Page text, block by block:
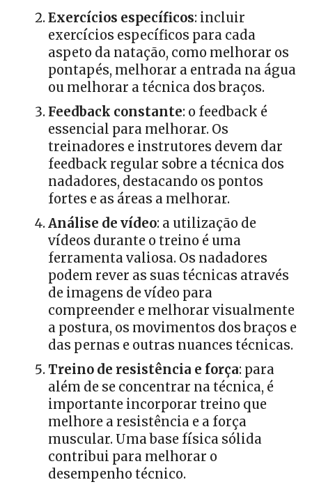
Exercícios específicos: incluir
exercícios específicos para cada
aspeto da natação, como melhorar os
pontapés, melhorar a entrada na água
ou melhorar a técnica dos braços.
Feedback constante: o feedback é
essencial para melhorar. Os
treinadores e instrutores devem dar
feedback regular sobre a técnica dos
nadadores, destacando os pontos
fortes e as áreas a melhorar.
Análise de vídeo: a utilização de
vídeos durante o treino é uma
ferramenta valiosa. Os nadadores
podem rever as suas técnicas através
de imagens de vídeo para
compreender e melhorar visualmente
a postura, os movimentos dos braços e
das pernas e outras nuances técnicas.
Treino de resistência e força: para
além de se concentrar na técnica, é
importante incorporar treino que
melhore a resistência e a força
muscular. Uma base física sólida
contribui para melhorar o
desempenho técnico.